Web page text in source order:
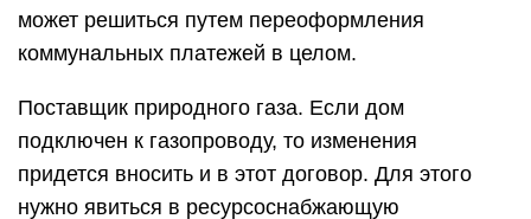
может решиться путем переоформления
коммунальных платежей в целом.
Поставщик природного газа. Если дом
подключен к газопроводу, то изменения
придется вносить и в этот договор. Для этого
нужно явиться в ресурсоснабжающую